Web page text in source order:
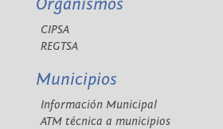
Organismos
CIPSA
REGTSA
Municipios
Información Municipal
ATM técnica a municipios